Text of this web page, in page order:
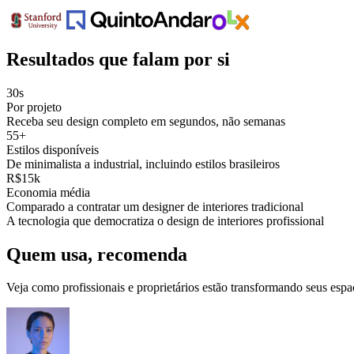
Resultados que falam por si
30s
Por projeto
Receba seu design completo em segundos, não semanas
55+
Estilos disponíveis
De minimalista a industrial, incluindo estilos brasileiros
R$15k
Economia média
Comparado a contratar um designer de interiores tradicional
A tecnologia que democratiza o design de interiores profissional
Quem usa, recomenda
Veja como profissionais e proprietários estão transformando seus